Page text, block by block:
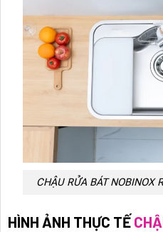
CHẬU RỬA BÁT NOBINOX
HÌNH ẢNH THỰC TẾ